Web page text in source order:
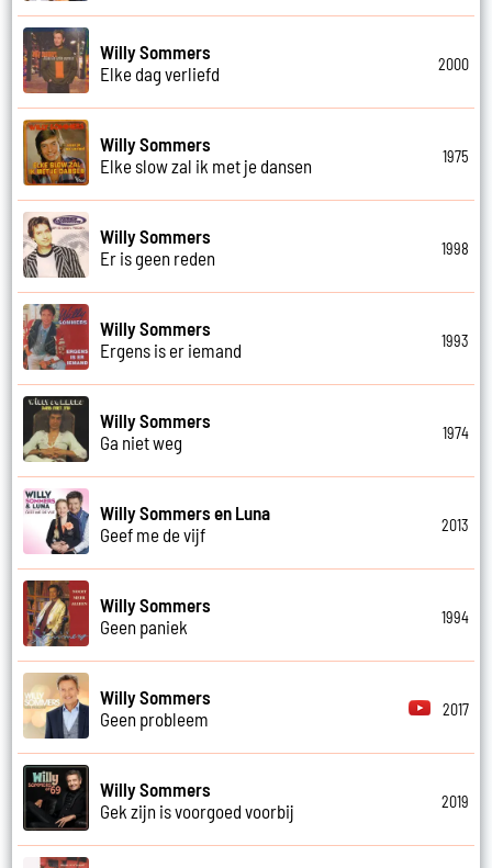
Willy Sommers
Elke dag verliefd
2000
Willy Sommers
Elke slow zal ik met je dansen
1975
Willy Sommers
Er is geen reden
1998
Willy Sommers
Ergens is er iemand
1993
Willy Sommers
Ga niet weg
1974
Willy Sommers en Luna
Geef me de vijf
2013
Willy Sommers
Geen paniek
1994
Willy Sommers
Geen probleem
2017
Willy Sommers
Gek zijn is voorgoed voorbij
2019